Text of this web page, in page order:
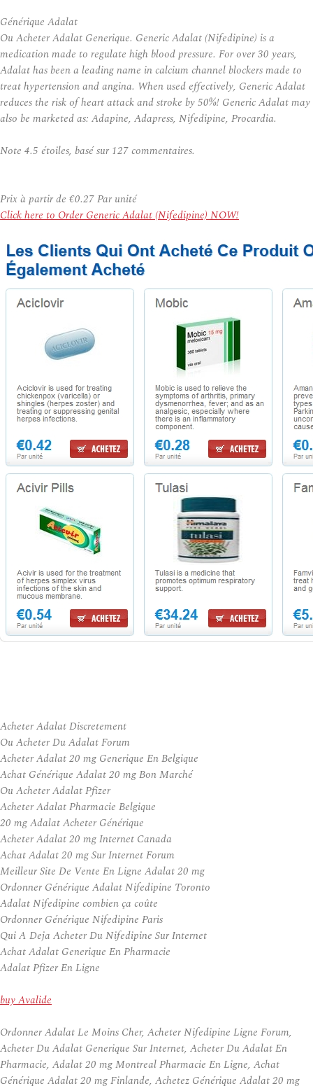
Générique Adalat
Ou Acheter Adalat Generique. Generic Adalat (Nifedipine) is a
medication made to regulate high blood pressure. For over 30 years,
Adalat has been a leading name in calcium channel blockers made to
treat hypertension and angina. When used effectively, Generic Adalat
reduces the risk of heart attack and stroke by 50%! Generic Adalat may
also be marketed as: Adapine, Adapress, Nifedipine, Procardia.
Note 4.5 étoiles, basé sur 127commentaires.
Prix à partir de €0.27Par unité
Click here to Order Generic Adalat (Nifedipine) NOW!
Acheter Adalat Discretement
Ou Acheter Du Adalat Forum
Acheter Adalat 20 mg Generique En Belgique
Achat Générique Adalat 20 mg Bon Marché
Ou Acheter Adalat Pfizer
Acheter Adalat Pharmacie Belgique
20 mg Adalat Acheter Générique
Acheter Adalat 20 mg Internet Canada
Achat Adalat 20 mg Sur Internet Forum
Meilleur Site De Vente En Ligne Adalat 20 mg
Ordonner Générique Adalat Nifedipine Toronto
Adalat Nifedipine combien ça coûte
Ordonner Générique Nifedipine Paris
Qui A Deja Acheter Du Nifedipine Sur Internet
Achat Adalat Generique En Pharmacie
Adalat Pfizer En Ligne
buy Avalide
Ordonner Adalat Le Moins Cher, Acheter Nifedipine Ligne Forum,
Acheter Du Adalat Generique Sur Internet, Acheter Du Adalat En
Pharmacie, Adalat 20 mg Montreal Pharmacie En Ligne, Achat
Générique Adalat 20 mg Finlande, Achetez Générique Adalat 20 mg